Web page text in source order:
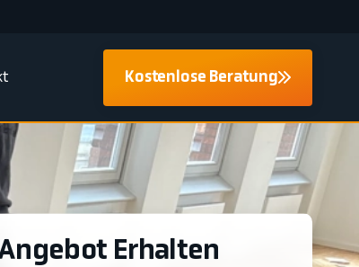
Kostenlose Beratung
Erhalten